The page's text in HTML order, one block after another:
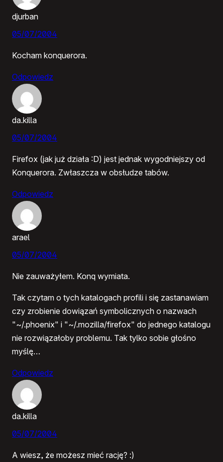
djurban
05/07/2004
Kocham konquerora.
Odpowiedz
da.killa
05/07/2004
Firefox (jak już działa :D) jest jednak wygodniejszy od
Konquerora. Zwłaszcza w obsłudze tabów.
Odpowiedz
arael
05/07/2004
Nie zauważyłem. Konq wymiata.
Tak czytam o tych katalogach profili i się zastanawiam
czy zrobienie dowiązań symbolicznych o nazwach
"~/.phoenix" i "~/.mozilla/firefox" do jednego katalogu
nie rozwiązałoby problemu. Tak tylko sobie głośno
myślę…
Odpowiedz
da.killa
05/07/2004
A wiesz, że możesz mieć rację? :)